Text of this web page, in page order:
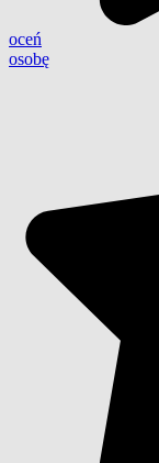
oceń
osobę